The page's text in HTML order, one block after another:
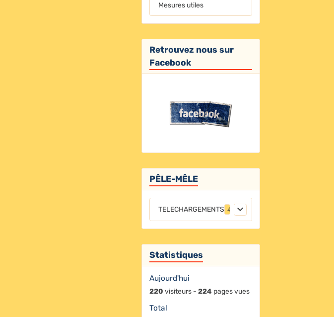
Mesures utiles
Retrouvez nous sur
Facebook
PÊLE-MÊLE
TELECHARGEMENTS 4
Statistiques
Aujourd'hui
220 visiteurs - 224 pages vues
Total